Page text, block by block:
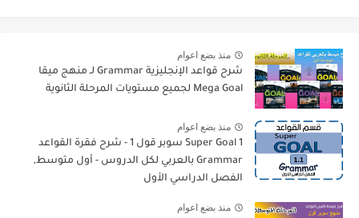
منذ بضع اعوام
شرح قواعد الإنجليزية Grammar لـ منهج ميقا
Mega Goal لجميع مستويات المرحلة الثانوية
منذ بضع اعوام
Super Goal 1 سوبر قول 1 - شرح فقرة القواعد
Grammar بالعربي لكل الدروس - أول متوسط,
الفصل الدراسي الأول
منذ بضع اعوام